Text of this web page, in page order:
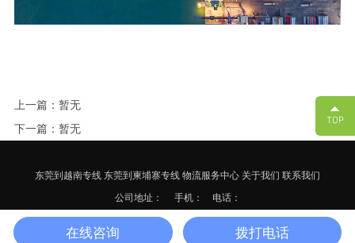
上一篇：暂无
下一篇：暂无
东莞到越南专线 东莞到柬埔寨专线 物流服务中心 关于我们 联系我们
公司地址： 手机： 电话：
备案号：粤ICP备17125652号-3 网站地图XML
在线咨询 拨打电话